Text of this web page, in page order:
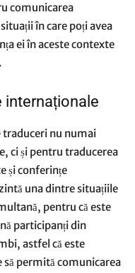
comunicarea
în care poți avea
ei în aceste contexte
internaționale
traduceri nu numai
ci și pentru traducerea
și conferințe
una dintre situațiile
pentru că este
participanți din
astfel că este
să permită comunicarea